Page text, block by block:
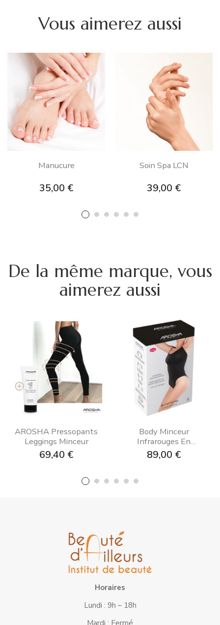
Vous aimerez aussi
Manucure
Prix
35,00 €
Soin Spa LCN
Prix
39,00 €
De la même marque, vous
aimerez aussi
AROSHA Pressopants
Leggings Minceur
Prix
69,40 €
Body Minceur
Infrarouges En
Dermofibres BIO
Prix
89,00 €
Horaires
Lundi : 9h – 18h
Mardi : Fermé